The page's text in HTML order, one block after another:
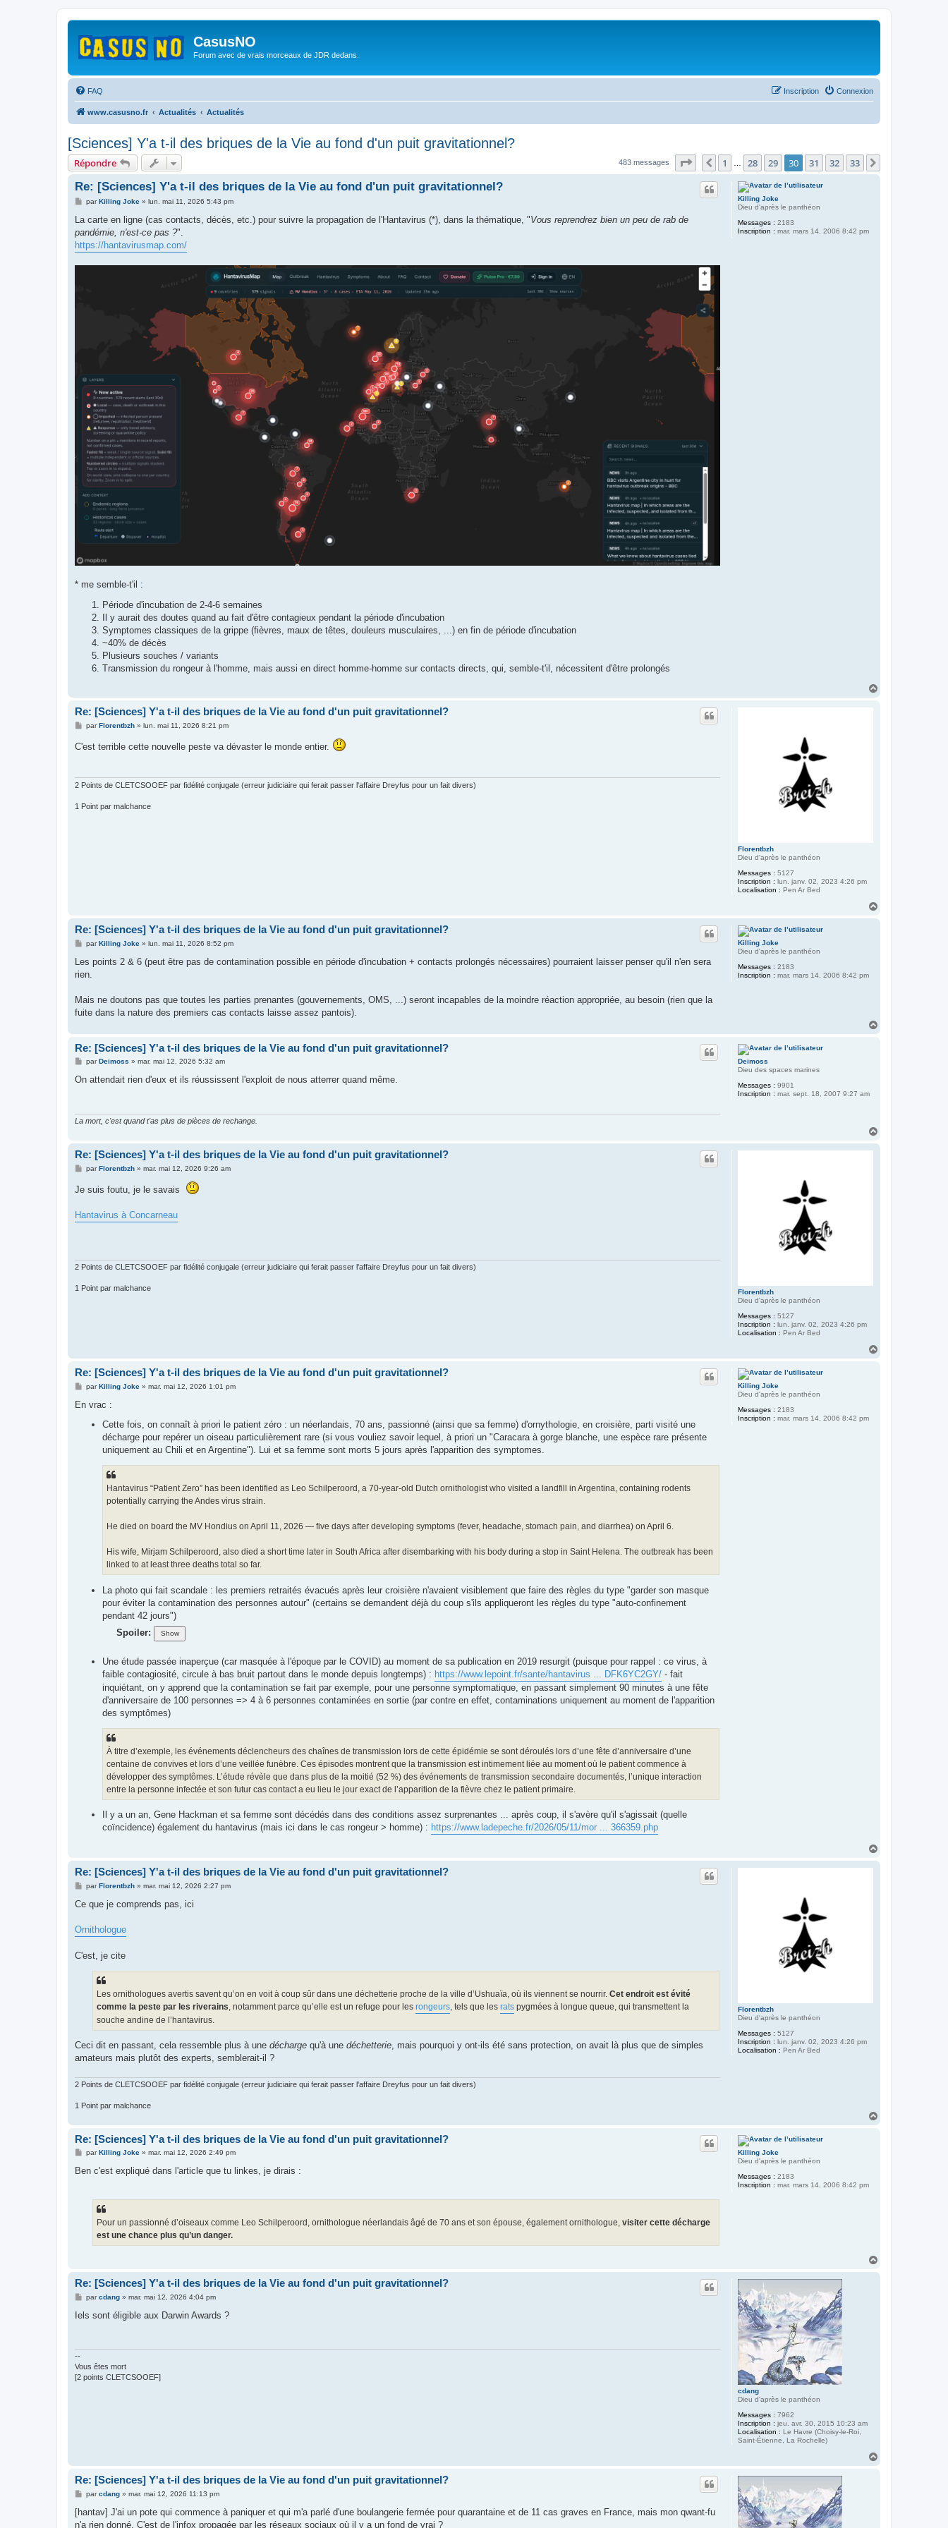
CasusNO
Forum avec de vrais morceaux de JDR dedans.
FAQ Connexion
Inscription
www.casusno.fr Actualités Actualités
[Sciences] Y'a t-il des briques de la Vie au fond d'un puit gravitationnel?
Répondre 483 messages Page 30 33
Précédent
1 28 29 30 31 32 33
Killing Joke
Dieu d'après le panthéon
Messages : 2183
Inscription : mar. mars 14, 2006 8:42 pm
Re: [Sciences] Y'a t-il des briques de la Vie au fond d'un puit gravitationnel?
M
s
a
g
e
parKilling Joke» lun. mai 11, 2026 5:43 pm
La carte en ligne (cas contacts, décès, etc.) pour suivre la propagation de l'Hantavirus (*), dans la thématique, "Vous reprendrez bien un peu de rab de
pandémie, n'est-ce pas ?".
https://hantavirusmap.com/
* me semble-t'il :
Période d'incubation de 2-4-6 semaines
Il y aurait des doutes quand au fait d'être contagieux pendant la période d'incubation
Symptomes classiques de la grippe (fièvres, maux de têtes, douleurs musculaires, ...) en fin de période d'incubation
~40% de décès
Plusieurs souches / variants
Transmission du rongeur à l'homme, mais aussi en direct homme-homme sur contacts directs, qui, semble-t'il, nécessitent d'être prolongés
Florentbzh
Dieu d'après le panthéon
Messages : 5127
Inscription : lun. janv. 02, 2023 4:26 pm
Localisation : Pen Ar Bed
Re: [Sciences] Y'a t-il des briques de la Vie au fond d'un puit gravitationnel?
M
s
parFlorentbzh» lun. mai 11, 2026 8:21 pm
C'est terrible cette nouvelle peste va dévaster le monde entier.
2 Points de CLETCSOOEF par fidélité conjugale (erreur judiciaire qui ferait passer l'affaire Dreyfus pour un fait divers)
1 Point par malchance
Killing Joke
Dieu d'après le panthéon
Messages : 2183
Inscription : mar. mars 14, 2006 8:42 pm
Re: [Sciences] Y'a t-il des briques de la Vie au fond d'un puit gravitationnel?
M
s
a
parKilling Joke» lun. mai 11, 2026 8:52 pm
Les points 2 & 6 (peut être pas de contamination possible en période d'incubation + contacts prolongés nécessaires) pourraient laisser penser qu'il n'en sera
rien.
Mais ne doutons pas que toutes les parties prenantes (gouvernements, OMS, ...) seront incapables de la moindre réaction appropriée, au besoin (rien que la
fuite dans la nature des premiers cas contacts laisse assez pantois).
Deimoss
Dieu des spaces marines
Messages : 9901
Inscription : mar. sept. 18, 2007 9:27 am
Re: [Sciences] Y'a t-il des briques de la Vie au fond d'un puit gravitationnel?
M
s
par Deimoss » mar. mai 12, 2026 5:32 am
On attendait rien d'eux et ils réussissent l'exploit de nous atterrer quand même.
La mort, c'est quand t'as plus de pièces de rechange.
Florentbzh
Dieu d'après le panthéon
Messages : 5127
Inscription : lun. janv. 02, 2023 4:26 pm
Localisation : Pen Ar Bed
Re: [Sciences] Y'a t-il des briques de la Vie au fond d'un puit gravitationnel?
M
s
e
parFlorentbzh» mar. mai 12, 2026 9:26 am
Je suis foutu, je le savais
Hantavirus à Concarneau
2 Points de CLETCSOOEF par fidélité conjugale (erreur judiciaire qui ferait passer l'affaire Dreyfus pour un fait divers)
1 Point par malchance
Killing Joke
Dieu d'après le panthéon
Messages : 2183
Inscription : mar. mars 14, 2006 8:42 pm
Re: [Sciences] Y'a t-il des briques de la Vie au fond d'un puit gravitationnel?
M
s
parKilling Joke» mar. mai 12, 2026 1:01 pm
En vrac :
Cette fois, on connaît à priori le patient zéro : un néerlandais, 70 ans, passionné (ainsi que sa femme) d'ornythologie, en croisière, parti visité une
décharge pour repérer un oiseau particulièrement rare (si vous vouliez savoir lequel, à priori un "Caracara à gorge blanche, une espèce rare présente
uniquement au Chili et en Argentine"). Lui et sa femme sont morts 5 jours après l'apparition des symptomes.
Hantavirus “Patient Zero” has been identified as Leo Schilperoord, a 70-year-old Dutch ornithologist who visited a landfill in Argentina, containing rodents
potentially carrying the Andes virus strain.
He died on board the MV Hondius on April 11, 2026 — five days after developing symptoms (fever, headache, stomach pain, and diarrhea) on April 6.
His wife, Mirjam Schilperoord, also died a short time later in South Africa after disembarking with his body during a stop in Saint Helena. The outbreak has been
linked to at least three deaths total so far.
La photo qui fait scandale : les premiers retraités évacués après leur croisière n'avaient visiblement que faire des règles du type "garder son masque
pour éviter la contamination des personnes autour" (certains se demandent déjà du coup s'ils appliqueront les règles du type "auto-confinement
pendant 42 jours")
Spoiler:
Une étude passée inaperçue (car masquée à l'époque par le COVID) au moment de sa publication en 2019 resurgit (puisque pour rappel : ce virus, à
faible contagiosité, circule à bas bruit partout dans le monde depuis longtemps) : https://www.lepoint.fr/sante/hantavirus ... DFK6YC2GY/ - fait
inquiétant, on y apprend que la contamination se fait par exemple, pour une personne symptomatique, en passant simplement 90 minutes à une fête
d'anniversaire de 100 personnes => 4 à 6 personnes contaminées en sortie (par contre en effet, contaminations uniquement au moment de l'apparition
des symptômes)
À titre d’exemple, les événements déclencheurs des chaînes de transmission lors de cette épidémie se sont déroulés lors d’une fête d’anniversaire d’une
centaine de convives et lors d’une veillée funèbre. Ces épisodes montrent que la transmission est intimement liée au moment où le patient commence à
développer des symptômes. L’étude révèle que dans plus de la moitié (52 %) des événements de transmission secondaire documentés, l’unique interaction
entre la personne infectée et son futur cas contact a eu lieu le jour exact de l’apparition de la fièvre chez le patient primaire.
Il y a un an, Gene Hackman et sa femme sont décédés dans des conditions assez surprenantes ... après coup, il s'avère qu'il s'agissait (quelle
coïncidence) également du hantavirus (mais ici dans le cas rongeur > homme) : https://www.ladepeche.fr/2026/05/11/mor ... 366359.php
Florentbzh
Dieu d'après le panthéon
Messages : 5127
Inscription : lun. janv. 02, 2023 4:26 pm
Localisation : Pen Ar Bed
Re: [Sciences] Y'a t-il des briques de la Vie au fond d'un puit gravitationnel?
M
s
g
e
parFlorentbzh» mar. mai 12, 2026 2:27 pm
Ce que je comprends pas, ici
Ornithologue
C'est, je cite
Les ornithologues avertis savent qu’on en voit à coup sûr dans une déchetterie proche de la ville d’Ushuaïa, où ils viennent se nourrir. Cet endroit est évité
comme la peste par les riverains, notamment parce qu’elle est un refuge pour les rongeurs, tels que les rats pygmées à longue queue, qui transmettent la
souche andine de l’hantavirus.
Ceci dit en passant, cela ressemble plus à une décharge qu'à une déchetterie, mais pourquoi y ont-ils été sans protection, on avait là plus que de simples
amateurs mais plutôt des experts, semblerait-il ?
2 Points de CLETCSOOEF par fidélité conjugale (erreur judiciaire qui ferait passer l'affaire Dreyfus pour un fait divers)
1 Point par malchance
Killing Joke
Dieu d'après le panthéon
Messages : 2183
Inscription : mar. mars 14, 2006 8:42 pm
Re: [Sciences] Y'a t-il des briques de la Vie au fond d'un puit gravitationnel?
M
s
par Killing Joke» mar. mai 12, 2026 2:49 pm
Ben c'est expliqué dans l'article que tu linkes, je dirais :
Pour un passionné d’oiseaux comme Leo Schilperoord, ornithologue néerlandais âgé de 70 ans et son épouse, également ornithologue, visiter cette décharge
est une chance plus qu’un danger.
cdang
Dieu d'après le panthéon
Messages : 7962
Inscription : jeu. avr. 30, 2015 10:23 am
Localisation : Le Havre (Choisy-le-Roi,
Saint-Étienne, La Rochelle)
Re: [Sciences] Y'a t-il des briques de la Vie au fond d'un puit gravitationnel?
M
s
parcdang» mar. mai 12, 2026 4:04 pm
Iels sont éligible aux Darwin Awards ?
--
Vous êtes mort
[2 points CLETCSOOEF]
Re: [Sciences] Y'a t-il des briques de la Vie au fond d'un puit gravitationnel?
M
s
parcdang» mar. mai 12, 2026 11:13 pm
[hantav] J'ai un pote qui commence à paniquer et qui m'a parlé d'une boulangerie fermée pour quarantaine et de 11 cas graves en France, mais mon qwant-fu
n'a rien donné. C'est de l'infox propagée par les réseaux sociaux où il y a un fond de vrai ?